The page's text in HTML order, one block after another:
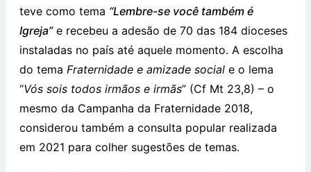
teve como tema “Lembre-se você também é
Igreja”e recebeu a adesão de 70 das 184 dioceses
instaladas no país até aquele momento. A escolha
do tema Fraternidade e amizade social e o lema
“Vós sois todos irmãos e irmãs” (Cf Mt 23,8) – o
mesmo da Campanha da Fraternidade 2018,
considerou também a consulta popular realizada
em 2021 para colher sugestões de temas.